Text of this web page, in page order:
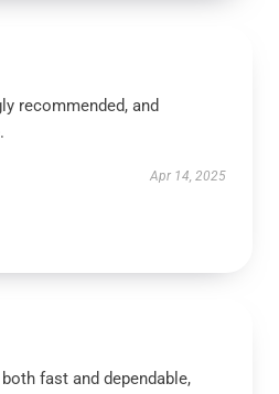
recommended, and
Apr 14, 2025
fast and dependable,